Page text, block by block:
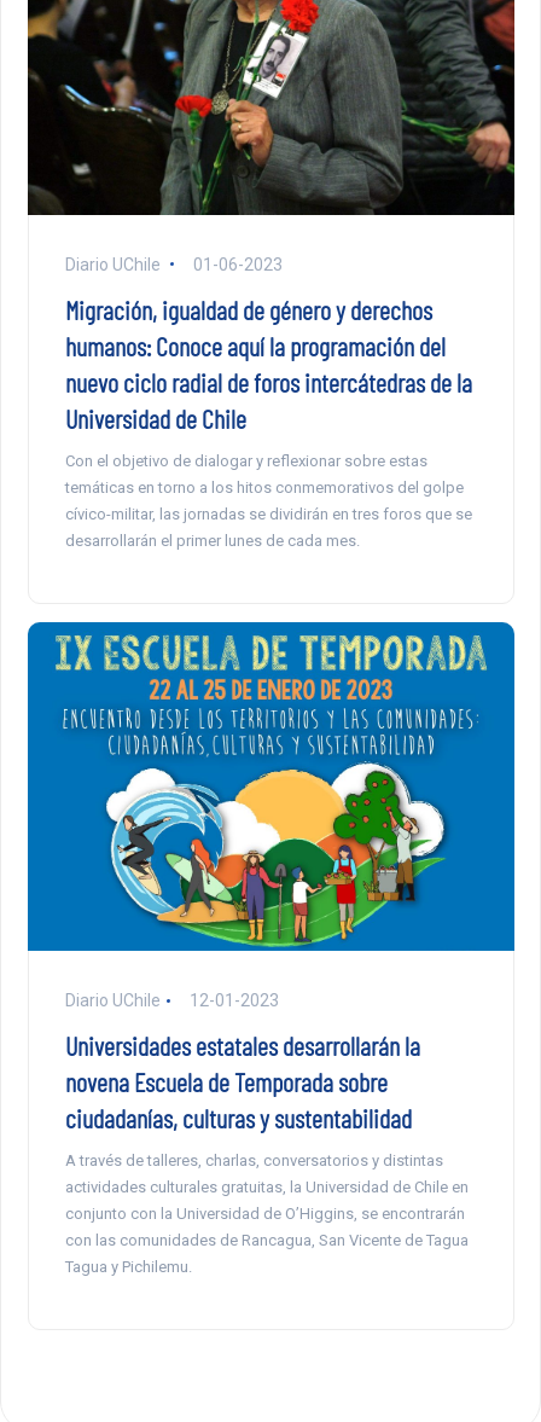
Diario UChile 01-06-2023
Migración, igualdad de género y derechos
humanos: Conoce aquí la programación del
nuevo ciclo radial de foros intercátedras de la
Universidad de Chile
Con el objetivo de dialogar y reflexionar sobre estas
temáticas en torno a los hitos conmemorativos del golpe
cívico-militar, las jornadas se dividirán en tres foros que se
desarrollarán el primer lunes de cada mes.
Diario UChile 12-01-2023
Universidades estatales desarrollarán la
novena Escuela de Temporada sobre
ciudadanías, culturas y sustentabilidad
A través de talleres, charlas, conversatorios y distintas
actividades culturales gratuitas, la Universidad de Chile en
conjunto con la Universidad de O’Higgins, se encontrarán
con las comunidades de Rancagua, San Vicente de Tagua
Tagua y Pichilemu.